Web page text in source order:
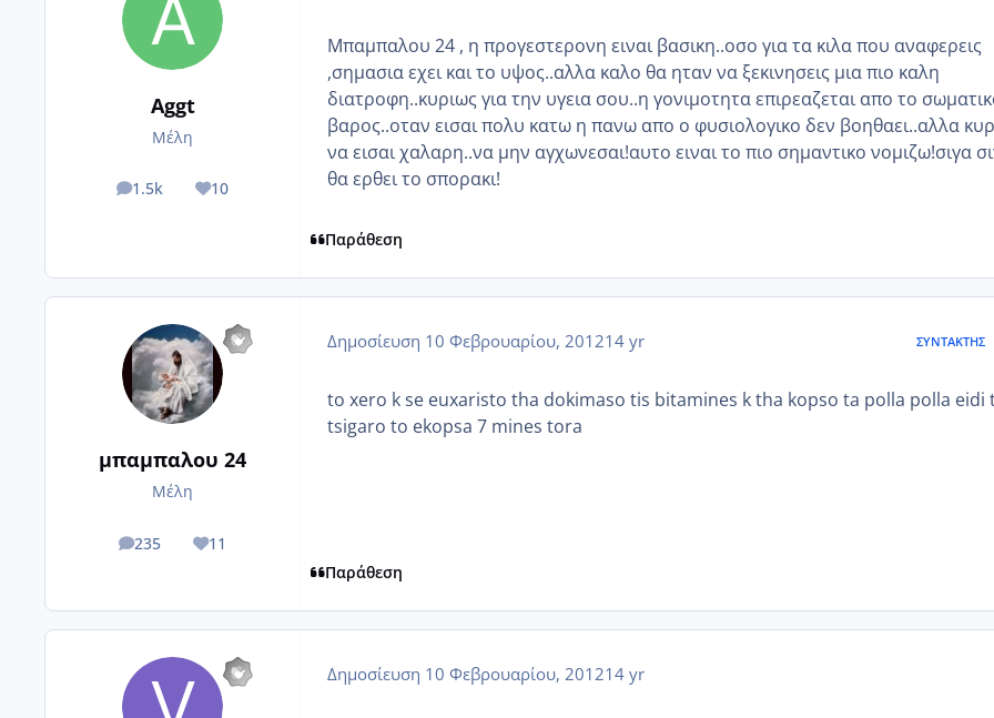
Aggt
Μέλη
1.5k
posts 10
Reputation
Μπαμπαλου 24 , η προγεστερονη ειναι βασικη..οσο για τα κιλα που αναφερεις
,σημασια εχει και το υψος..αλλα καλο θα ηταν να ξεκινησεις μια πιο καλη
διατροφη..κυριως για την υγεια σου..η γονιμοτητα επιρεαζεται απο το
βαρος..οταν εισαι πολυ κατω η πανω απο ο φυσιολογικο δεν βοηθαει..αλλα
να εισαι χαλαρη..να μην αγχωνεσαι!αυτο ειναι το πιο σημαντικο νομιζω!σιγα
θα ερθει το σπορακι!
Παράθεση
μπαμπαλου 24
Μέλη
235
posts 11
Reputation
Δημοσίευση 10 Φεβρουαρίου, 201214 yr ΣΥΝΤΆΚΤΗΣ
to xero k se euxaristo tha dokimaso tis bitamines k tha kopso ta polla polla eidi
tsigaro to ekopsa 7 mines tora
Παράθεση
Δημοσίευση 10 Φεβρουαρίου, 201214 yr